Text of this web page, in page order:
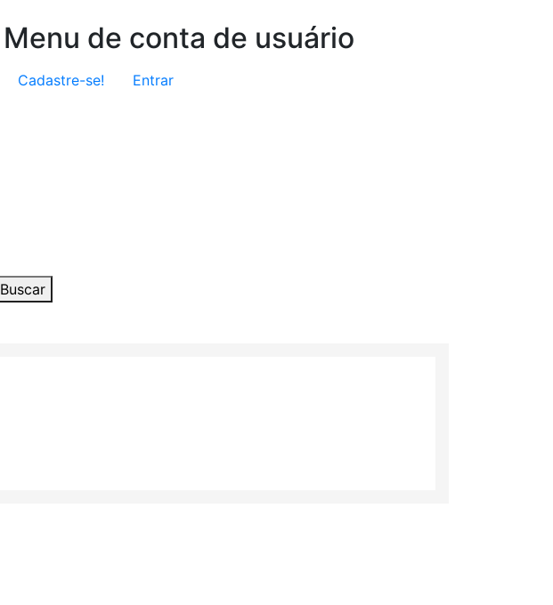
Menu de conta de usuário
Cadastre-se! Entrar
Buscar